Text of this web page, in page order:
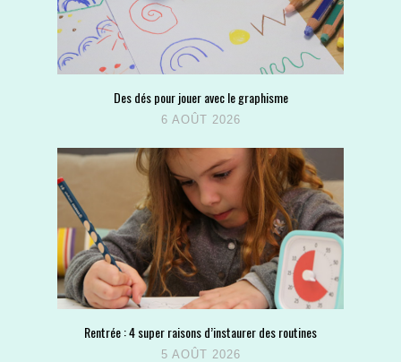
Des dés pour jouer avec le graphisme
6 AOÛT 2026
Rentrée : 4 super raisons d’instaurer des routines
5 AOÛT 2026